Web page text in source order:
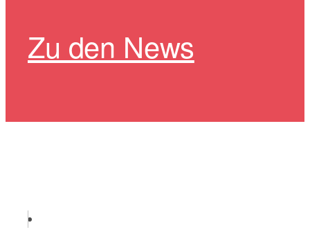
Zu den News